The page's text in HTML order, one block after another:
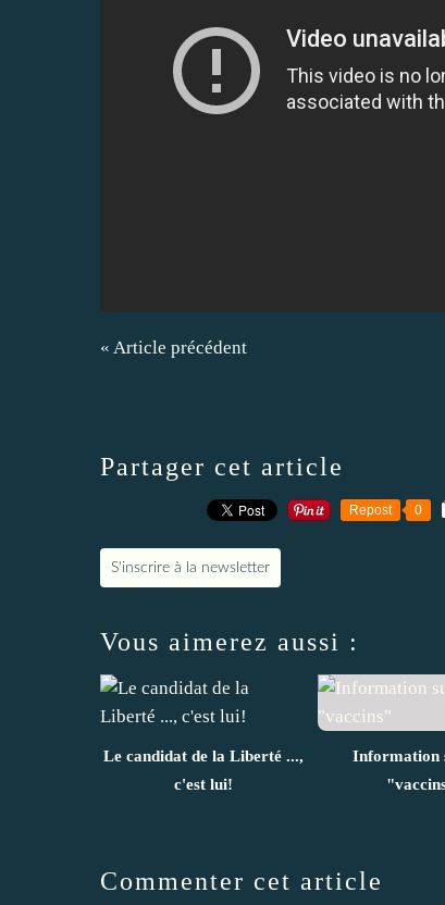
« Article précédent
Partager cet article
Repost 0
S'inscrire à la newsletter
Vous aimerez aussi :
Le candidat de la Liberté ...,
c'est lui!
Information
Commenter cet article